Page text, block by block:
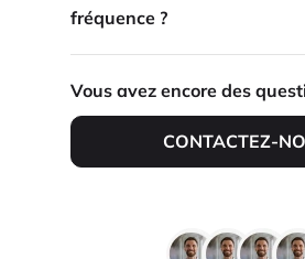
fréquence ?
Vous avez encore des
CONTACTEZ-